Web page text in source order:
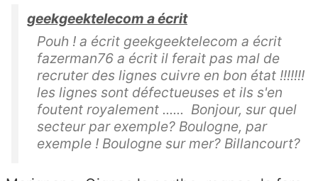
geekgeektelecom a écrit
Pouh ! a écrit geekgeektelecom a écrit
fazerman76 a écrit il ferait pas mal de
recruter des lignes cuivre en bon état !!!!!!!
les lignes sont défectueuses et ils s'en
foutent royalement ...... Bonjour, sur quel
secteur par exemple? Boulogne, par
exemple ! Boulogne sur mer? Billancourt?